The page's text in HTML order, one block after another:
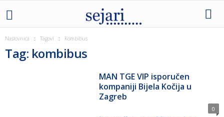
Naslovnica Tagovi Kombibus
Tag: kombibus
MAN TGE VIP isporučen
kompaniji Bijela Kočija u
Zagreb
0